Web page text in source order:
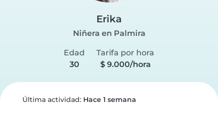
Erika
Niñera en Palmira
Edad
30
Tarifa por hora
$ 9.000/hora
Última actividad: Hace 1 semana